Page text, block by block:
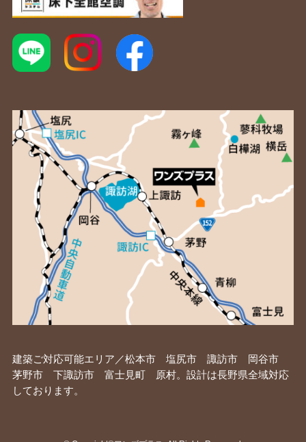
建築ご対応可能エリア／松本市 塩尻市 諏訪市 岡谷市
茅野市 下諏訪市 富士見町 原村。設計は長野県全域対応
しております。